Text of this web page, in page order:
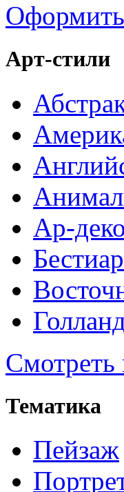
Оформить
Арт-стили
Ар-деко
Смотреть
Тематика
Пейзаж